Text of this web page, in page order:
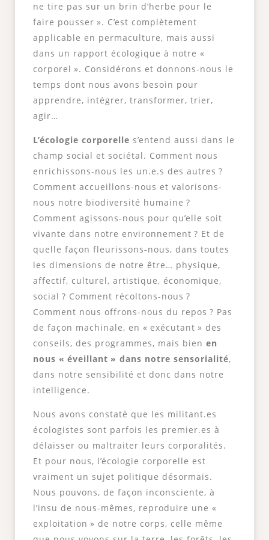
ne tire pas sur un brin d’herbe pour le
faire pousser ». C’est complètement
applicable en permaculture, mais aussi
dans un rapport écologique à notre «
corporel ». Considérons et donnons-nous le
temps dont nous avons besoin pour
apprendre, intégrer, transformer, trier,
agir…
L’écologie corporelle s’entend aussi dans le
champ social et sociétal. Comment nous
enrichissons-nous les un.e.s des autres ?
Comment accueillons-nous et valorisons-
nous notre biodiversité humaine ?
Comment agissons-nous pour qu’elle soit
vivante dans notre environnement ? Et de
quelle façon fleurissons-nous, dans toutes
les dimensions de notre être… physique,
affectif, culturel, artistique, économique,
social ? Comment récoltons-nous ?
Comment nous offrons-nous du repos ? Pas
de façon machinale, en « exécutant » des
conseils, des programmes, mais bien en
nous « éveillant » dans notre sensorialité,
dans notre sensibilité et donc dans notre
intelligence.
Nous avons constaté que les militant.es
écologistes sont parfois les premier.es à
délaisser ou maltraiter leurs corporalités.
Et pour nous, l’écologie corporelle est
vraiment un sujet politique désormais.
Nous pouvons, de façon inconsciente, à
l’insu de nous-mêmes, reproduire une «
exploitation » de notre corps, celle même